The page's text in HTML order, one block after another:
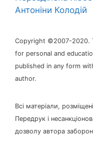
Антоніни Колодій
Copyright ©2007-2020.
for personal and
published in any form
author.
Всі матеріали,
Передрук і
дозволу автора